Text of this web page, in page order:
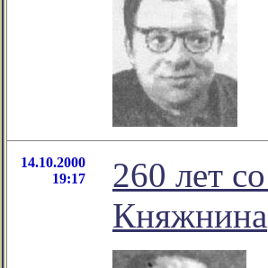
14.10.2000
19:17
260 лет
Княжнина